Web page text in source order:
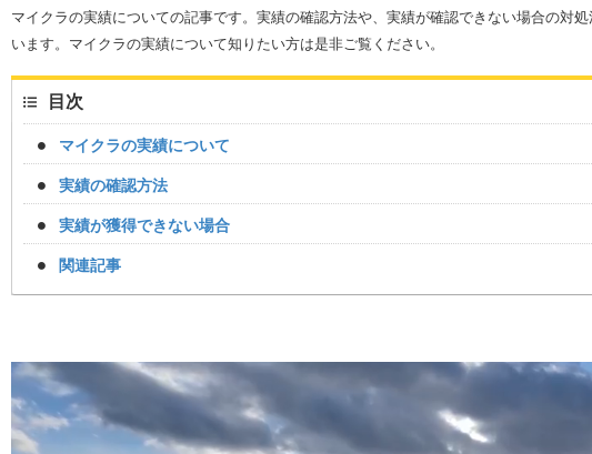
マイクラの実績についての記事です。実績の確認方法や、実績が確認できない場合の対
います。マイクラの実績について知りたい方は是非ご覧ください。
目次
マイクラの実績について
実績の確認方法
実績が獲得できない場合
関連記事